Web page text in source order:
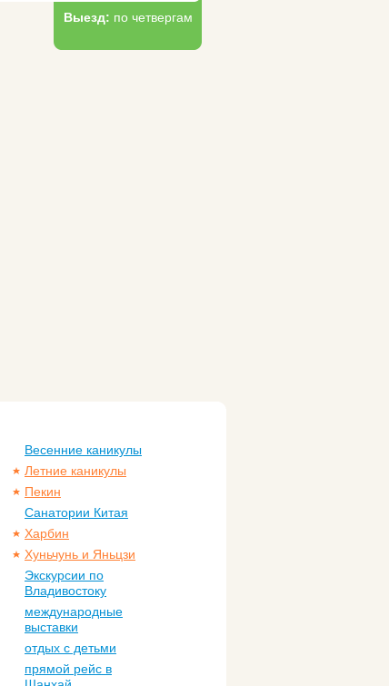
Выезд: по четвергам
Весенние каникулы
Летние каникулы
Пекин
Санатории Китая
Харбин
Хуньчунь и Яньцзи
Экскурсии по
Владивостоку
международные
выставки
отдых с детьми
прямой рейс в